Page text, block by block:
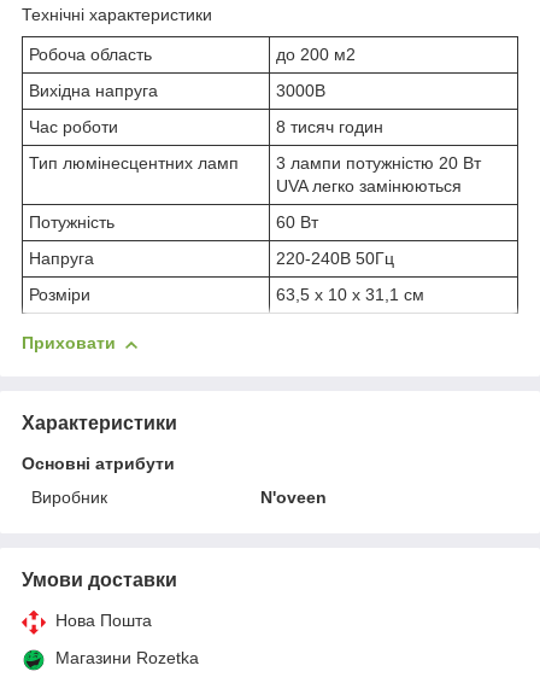
Технічні характеристики
Робоча область
до 200 м2
Вихідна напруга
3000В
Час роботи
8 тисяч годин
Тип люмінесцентних ламп
3 лампи потужністю 20 Вт
UVA легко замінюються
Потужність
60 Вт
Напруга
220-240В 50Гц
Розміри
63,5 х 10 х 31,1 см
Приховати
Характеристики
Основні атрибути
Виробник
N'oveen
Умови доставки
Нова Пошта
Магазини Rozetka